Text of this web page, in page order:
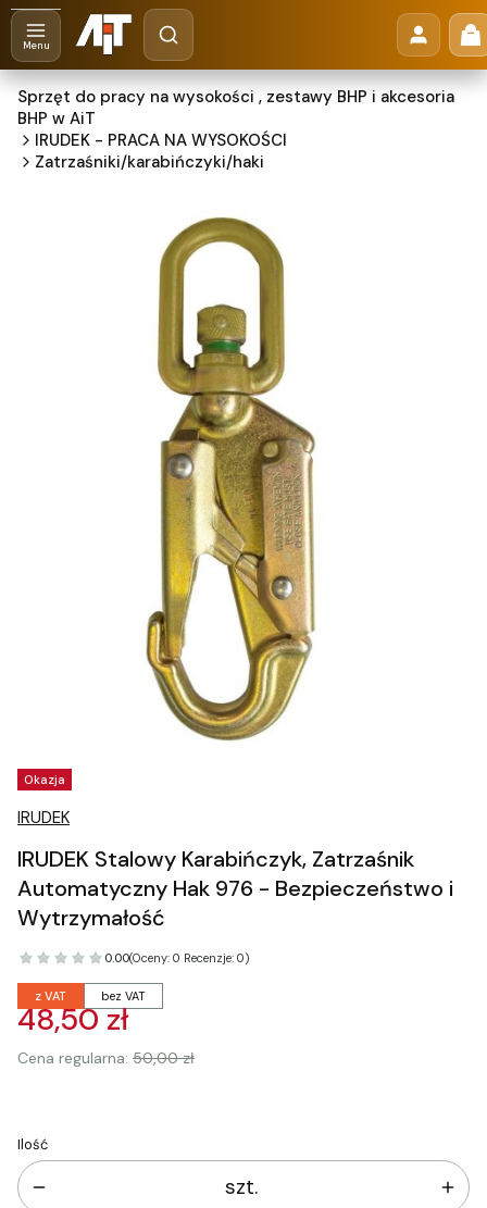
Otwórz wyszukiwarkę
Szukaj
Sprzęt do pracy na wysokości , zestawy BHP i akcesoria
BHP w AiT
IRUDEK - PRACA NA WYSOKOŚCI
Zatrzaśniki/karabińczyki/haki
Tagi produktu
Okazja
IRUDEK
IRUDEK Stalowy Karabińczyk, Zatrzaśnik
Automatyczny Hak 976 - Bezpieczeństwo i
Wytrzymałość
0.00(Oceny: 0 Recenzje: 0)
z VAT bez VAT
48,50 zł
Cena regularna: 50,00 zł
Ilość
szt.
Menu